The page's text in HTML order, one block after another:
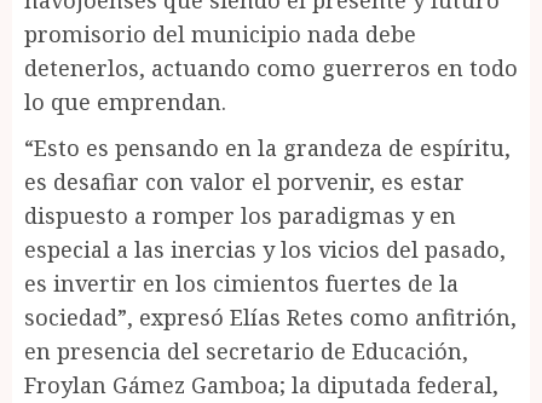
promisorio del municipio nada debe
detenerlos, actuando como guerreros en todo
lo que emprendan.
“Esto es pensando en la grandeza de espíritu,
es desafiar con valor el porvenir, es estar
dispuesto a romper los paradigmas y en
especial a las inercias y los vicios del pasado,
es invertir en los cimientos fuertes de la
sociedad”, expresó Elías Retes como anfitrión,
en presencia del secretario de Educación,
Froylan Gámez Gamboa; la diputada federal,